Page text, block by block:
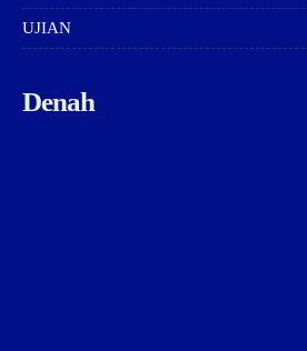
UJIAN
Denah